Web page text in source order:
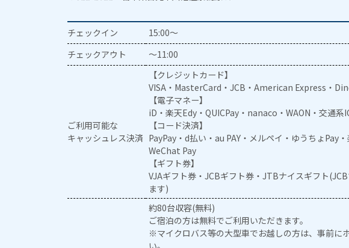
チェックイン
15:00～
チェックアウト
～11:00
ご利用可能な
キャッシュレス決済
【クレジットカード】
VISA・MasterCard・JCB・American Express・
【電子マネー】
iD・楽天Edy・QUICPay・nanaco・WAON・交通系
【コード決済】
PayPay・d払い・au PAY・メルペイ・ゆうちょPay
WeChat Pay
【ギフト券】
VJAギフト券・JCBギフト券・JTBナイスギフト
ます)
約80台収容(無料)
ご宿泊の方は無料でご利用いただきます。
※マイクロバス等の大型車でお越しの方は、事前に